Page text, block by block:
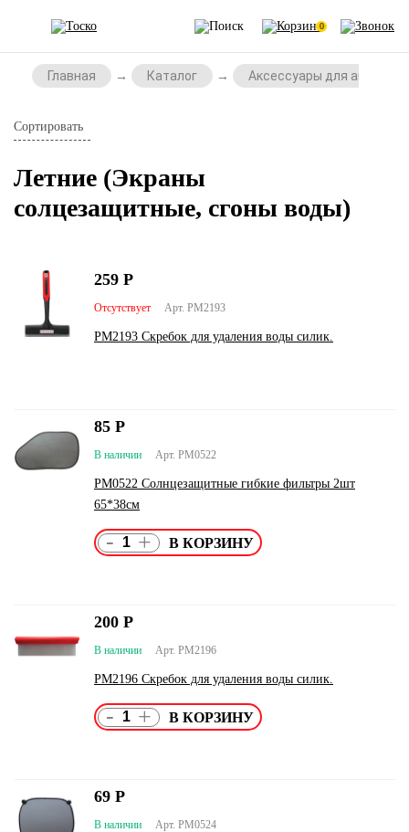
0
Главная Каталог Аксессуары для
Сортировать
Летние (Экраны
солцезащитные, сгоны воды)
Арт. PM2193
Отсутствует
PM2193 Скребок для удаления воды силик.
259 Р
Арт. PM0522
В наличии
PM0522 Солнцезащитные гибкие фильтры 2шт
65*38см
85 Р
- +
Арт. PM2196
В наличии
PM2196 Скребок для удаления воды силик.
200 Р
- +
Арт. PM0524
В наличии
69 Р